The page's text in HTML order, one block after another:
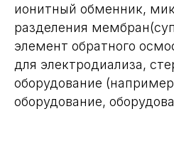
ионитный обменник,
разделения
элемент обратного
для электродиализа,
оборудование
оборудование,